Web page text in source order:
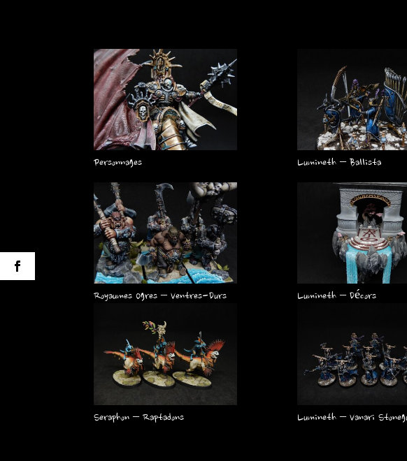
Personnages Lumineth – Ballista
Royaumes Ogres – Ventres-Durs Lumineth – Décors
Seraphon – Raptadons Lumineth – Vanari